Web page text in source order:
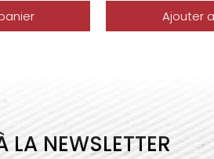
Ajouter
LA NEWSLETTER